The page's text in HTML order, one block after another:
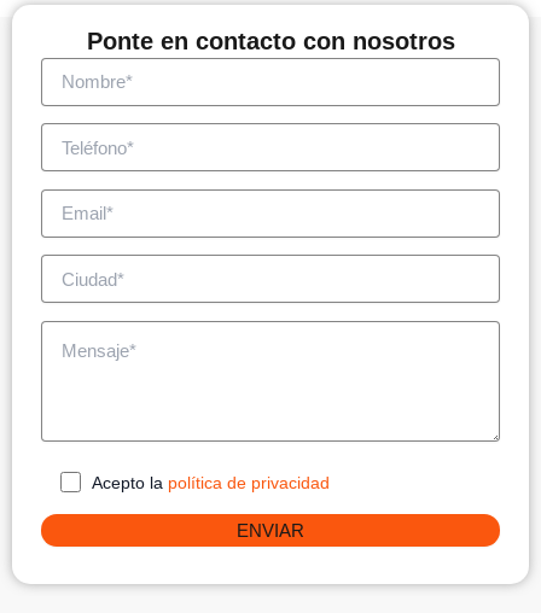
Ponte en contacto con nosotros
Acepto la política de privacidad